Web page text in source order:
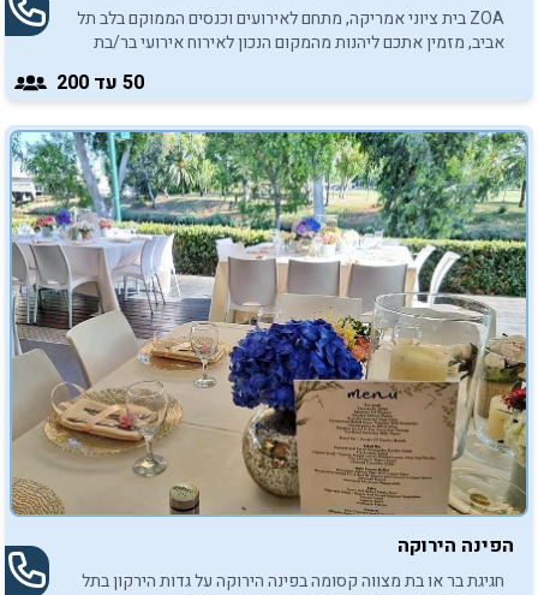
ZOA בית ציוני אמריקה, מתחם לאירועים וכנסים הממוקם בלב תל
אביב, מזמין אתכם ליהנות מהמקום הנכון לאירוח אירועי בר/בת
50 עד 200
הפינה הירוקה
חגיגת בר או בת מצווה קסומה בפינה הירוקה על גדות הירקון בתל